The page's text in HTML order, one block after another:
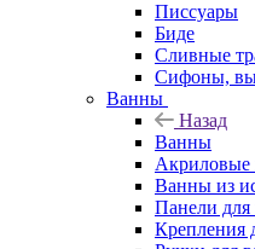
Писсуары
Биде
Сливные
Сифоны,
Ванны
Назад
Ванны
Акриловые
Ванны из
Панели для
Крепления